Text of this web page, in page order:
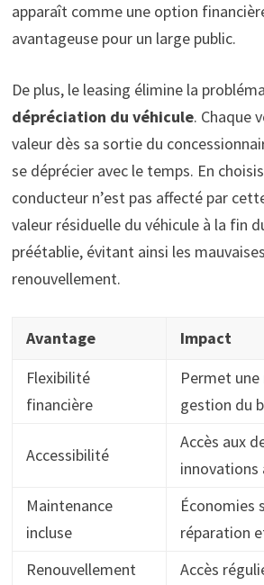
apparaît comme une option
avantageuse pour un large public.
De plus, le leasing élimine la
dépréciation du véhicule. Chaque
valeur dès sa sortie du
se déprécier avec le temps. En
conducteur n’est pas affecté par
valeur résiduelle du véhicule à la fin
préétablie, évitant ainsi les
renouvellement.
Avantage
Impact
Flexibilité
financière
Permet
gestion du
Accessibilité
Accès aux
Maintenance
incluse
Économies
réparation
Renouvellement
Accès